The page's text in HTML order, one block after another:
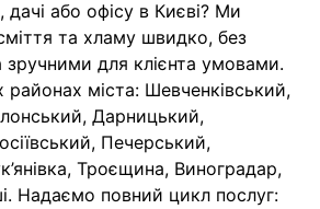
або офісу в Києві? Ми
та хламу швидко, без
зручними для клієнта умовами.
міста: Шевченківський,
Дарницький,
Печерський,
Троєщина, Виноградар,
Надаємо повний цикл послуг: